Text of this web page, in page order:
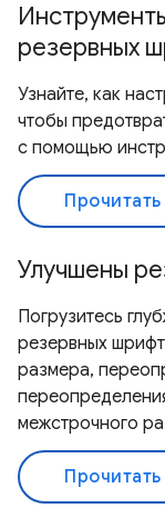
резервных
Узнайте, как
чтобы
с помощью
Улучшены
Погрузитесь
резервных
размера,
межстрочного